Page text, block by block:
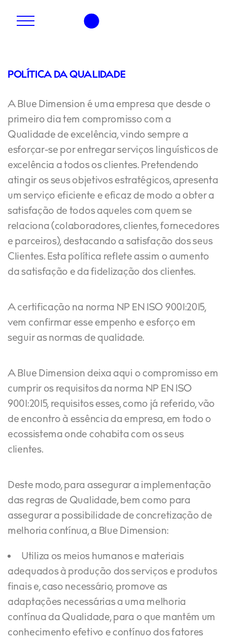
POLÍTICA DA QUALIDADE
A Blue Dimension é uma empresa que desde o
primeiro dia tem compromisso com a
Qualidade de excelência, vindo sempre a
esforçar-se por entregar serviços linguísticos de
excelência a todos os clientes. Pretendendo
atingir os seus objetivos estratégicos, apresenta
um serviço eficiente e eficaz de modo a obter a
satisfação de todos aqueles com quem se
relaciona (colaboradores, clientes, fornecedores
e parceiros), destacando a satisfação dos seus
Clientes. Esta política reflete assim o aumento
da satisfação e da fidelização dos clientes.
A certificação na norma NP EN ISO 9001:2015,
vem confirmar esse empenho e esforço em
seguir as normas de qualidade.
A Blue Dimension deixa aqui o compromisso em
cumprir os requisitos da norma NP EN ISO
9001:2015, requisitos esses, como já referido, vão
de encontro à essência da empresa, em todo o
ecossistema onde cohabita com os seus
clientes.
Deste modo, para assegurar a implementação
das regras de Qualidade, bem como para
assegurar a possibilidade de concretização de
melhoria contínua, a Blue Dimension:
Utiliza os meios humanos e materiais
adequados à produção dos serviços e produtos
finais e, caso necessário, promove as
adaptações necessárias a uma melhoria
contínua da Qualidade, para o que mantém um
conhecimento efetivo e contínuo dos fatores